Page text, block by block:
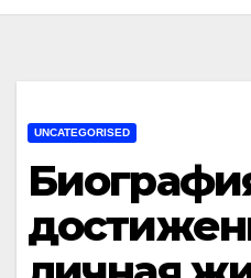
UNCATEGORISED